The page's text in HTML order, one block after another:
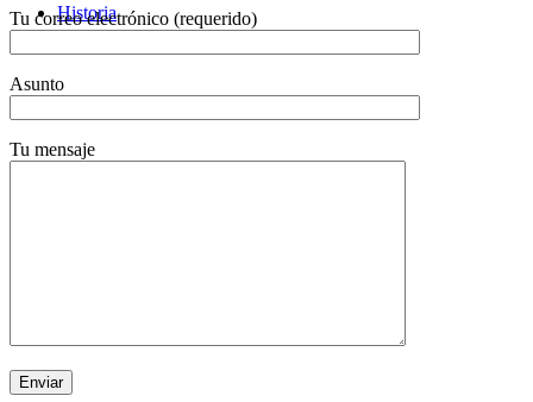
Historia
Tu correo electrónico (requerido)
Asunto
Tu mensaje